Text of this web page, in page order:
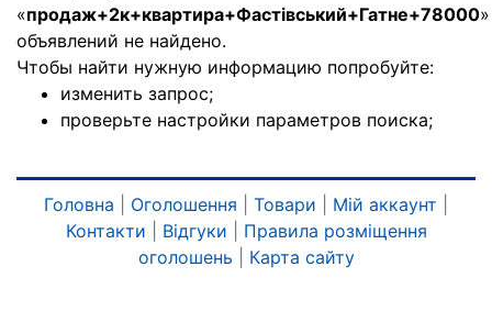
«продаж+2к+квартира+Фастівський+Гатне+78000»
объявлений не найдено.
Чтобы найти нужную информацию попробуйте:
изменить запрос;
проверьте настройки параметров поиска;
Головна Оголошення Товари Мій аккаунт
Контакти
Відгуки
Правила розміщення
оголошень
Карта сайту